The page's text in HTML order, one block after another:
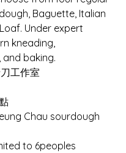
Baguette, Italian
Under expert
kneading,
baking.
工作室
Chau sourdough
to 6peoples